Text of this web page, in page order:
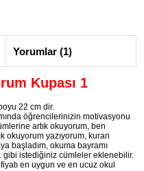
Yorumlar (1)
Kupası 1
22 cm dir.
öğrencilerinizin motivasyonu
artık okuyorum, ben
okuyorum yazıyorum, kuran
başladım, okuma bayramı
gibi istediğiniz cümleler eklenebilir.
en uygun ve en ucuz okul